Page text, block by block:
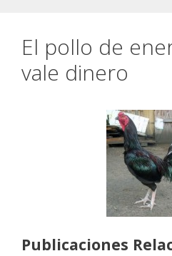
El pollo de
vale dinero
Publicaciones